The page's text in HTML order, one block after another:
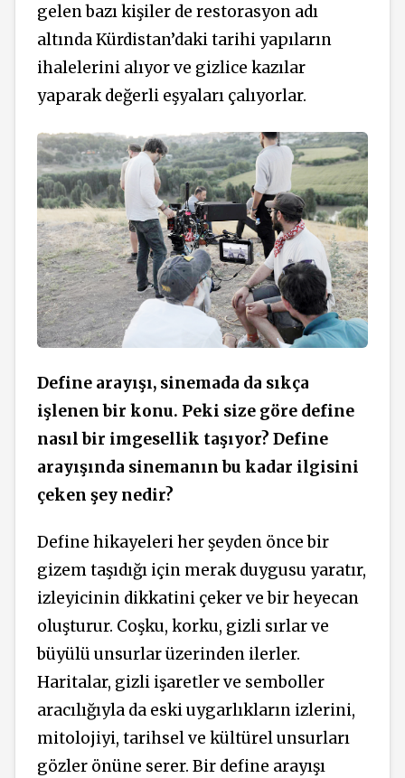
gelen bazı kişiler de restorasyon adı
altında Kürdistan’daki tarihi yapıların
ihalelerini alıyor ve gizlice kazılar
yaparak değerli eşyaları çalıyorlar.
Define arayışı, sinemada da sıkça
işlenen bir konu. Peki size göre define
nasıl bir imgesellik taşıyor? Define
arayışında sinemanın bu kadar ilgisini
çeken şey nedir?
Define hikayeleri her şeyden önce bir
gizem taşıdığı için merak duygusu yaratır,
izleyicinin dikkatini çeker ve bir heyecan
oluşturur. Coşku, korku, gizli sırlar ve
büyülü unsurlar üzerinden ilerler.
Haritalar, gizli işaretler ve semboller
aracılığıyla da eski uygarlıkların izlerini,
mitolojiyi, tarihsel ve kültürel unsurları
gözler önüne serer. Bir define arayışı